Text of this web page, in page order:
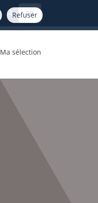
Refuser
FR
Ma sélection